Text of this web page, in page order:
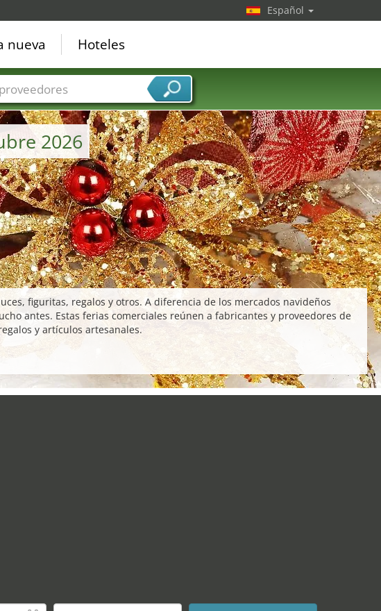
2026
figuritas, regalos y otros. A diferencia de los mercados navideños
antes. Estas ferias comerciales reúnen a fabricantes y proveedores de
y artículos artesanales.
Español
nueva Hoteles
de proveedor de servicios